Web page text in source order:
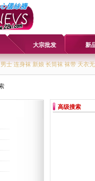
大宗批发 新
男士 连身袜 新娘 长筒袜 袜带 天衣
高级搜索